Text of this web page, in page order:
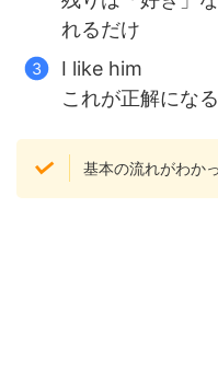
れるだけ
I like him
これが正解にな
基本の流れがわか